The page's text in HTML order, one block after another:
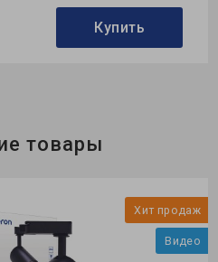
Купить
товары
Хит продаж
Видео